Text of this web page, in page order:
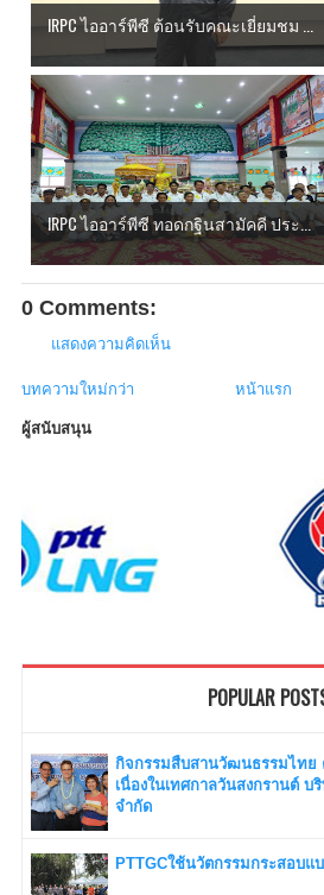
IRPC ไออาร์พีซี ต้อนรับคณะเยี่ยมชม ...
IRPC ไออาร์พีซี ทอดกฐินสามัคคี ประ...
0 Comments:
แสดงความคิดเห็น
บทความใหม่กว่า หน้าแรก
ผู้สนับสนุน
POPULAR
กิจกรรมสืบสานวัฒนธรรมไทย
เนื่องในเทศกาลวันสงกรานต์ บ
จำกัด
PTTGCใช้นวัตกรรมกระสอบแ